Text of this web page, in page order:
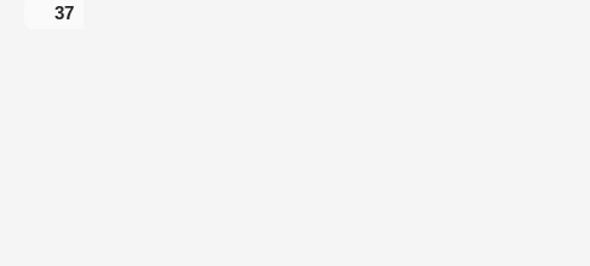
37